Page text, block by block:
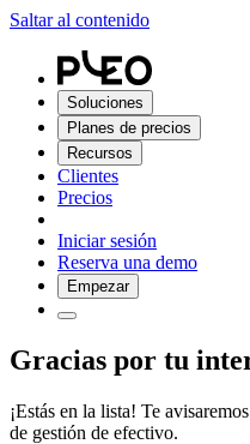
Saltar al contenido
Soluciones
Planes de precios
Recursos
Clientes
Precios
Iniciar sesión
Reserva una demo
Empezar
Gracias por tu
¡Estás en la lista! Te
de gestión de efectivo.